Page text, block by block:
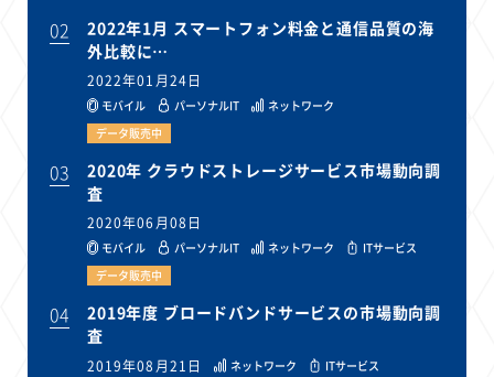
02
2022年1月 スマートフォン料金と通信品質の海
外比較に…
2022年01月24日
モバイル パーソナルIT
ネットワーク
データ販売中
03
2020年 クラウドストレージサービス市場動向調
査
2020年06月08日
モバイル パーソナルIT ネットワーク
ITサービス
データ販売中
04
2019年度 ブロードバンドサービスの市場動向調
査
2019年08月21日 ネットワーク
ITサービス